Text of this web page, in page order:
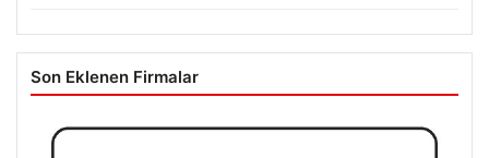
Son Eklenen Firmalar